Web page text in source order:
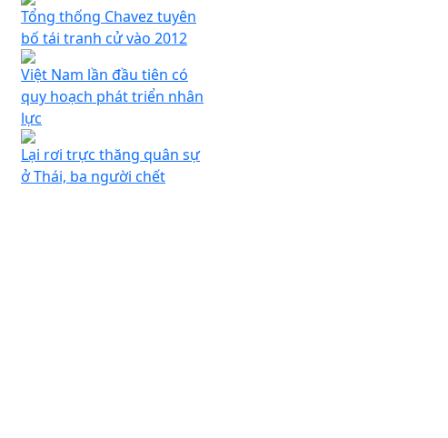
Tổng thống Chavez tuyên
bố tái tranh cử vào 2012
Việt Nam lần đầu tiên có
quy hoạch phát triển nhân
lực
Lại rơi trực thăng quân sự
ở Thái, ba người chết